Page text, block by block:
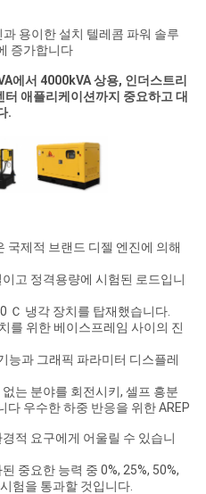
용이한 설치 텔레콤 파워 솔루
증가합니다
에서 4000kVA 상용, 인더스트리
애플리케이션까지 중요하고 대
.
국제적 브랜드 디젤 엔진에 의해
고 정격용량에 시험된 로드입니
Ｃ 냉각 장치를 탑재했습니다.
를 위한 베이스프레임 사이의 진
능과 그래픽 파라미터 디스플레
는 분야를 회전시키, 셀프 흥분
우수한 하중 반응을 위한 AREP
적 요구에게 어울릴 수 있습니
중요한 능력 중 0%, 25%, 50%,
험을 통과할 것입니다.